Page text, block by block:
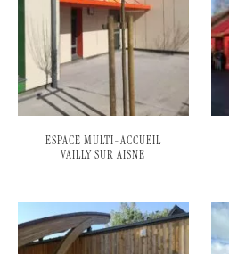
ESPACE MULTI-ACCUEIL
VAILLY SUR AISNE